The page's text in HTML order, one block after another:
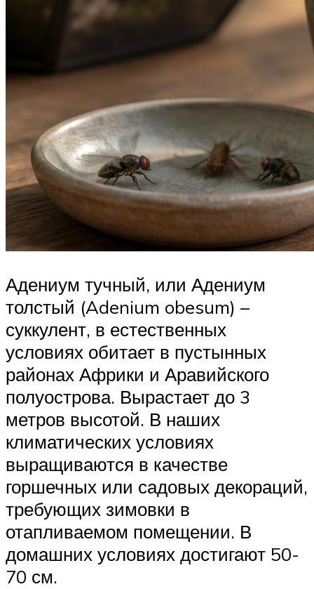
Адениум тучный, или Адениум
толстый (Adenium obesum) –
суккулент, в естественных
условиях обитает в пустынных
районах Африки и Аравийского
полуострова. Вырастает до 3
метров высотой. В наших
климатических условиях
выращиваются в качестве
горшечных или садовых декораций,
требующих зимовки в
отапливаемом помещении. В
домашних условиях достигают 50-
70 см.